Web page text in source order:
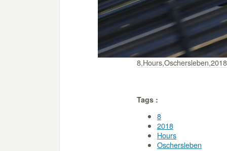
Tags :
8
2018
Hours
Oschersleben